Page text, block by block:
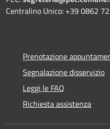
Centralino Unico: +39 0862
Prenotazione
Segnalazione disservizio
Leggi le FAQ
Richiesta assistenza